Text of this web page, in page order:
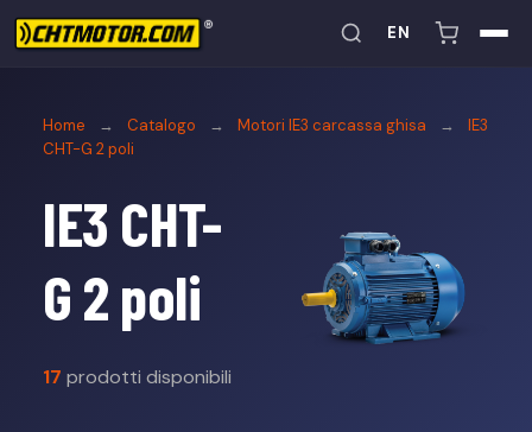
EN
Home → Catalogo → Motori IE3 carcassa ghisa →
IE3
CHT-G 2 poli
IE3 CHT-
G 2 poli
17 prodotti disponibili